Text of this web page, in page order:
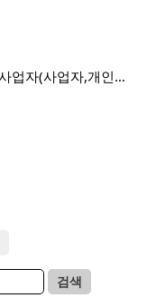
OC Bridge 건강검진예약회사에서 제휴사업자(사업자,개인)모집 (재택근무)
검색